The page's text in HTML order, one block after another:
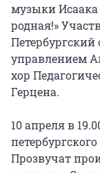
музыки Исаака
родная!»
Петербургский
управлением
хор
Герцена.
10 апреля в
Прозвучат